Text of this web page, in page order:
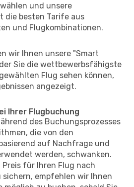
und unsere
die besten Tarife aus
und Flugkombinationen.
wir Ihnen unsere "Smart
Sie die wettbewerbsfähigste
Flug sehen können,
angezeigt.
Ihrer Flugbuchung
des Buchungsprozesses
die von den
auf Nachfrage und
werden, schwanken.
für Ihren Flug nach
sichern, empfehlen wir Ihnen